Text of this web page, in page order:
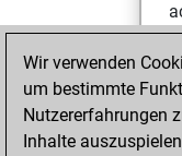
Wir verwenden
um bestimmte
Nutzererfahrungen
Inhalte